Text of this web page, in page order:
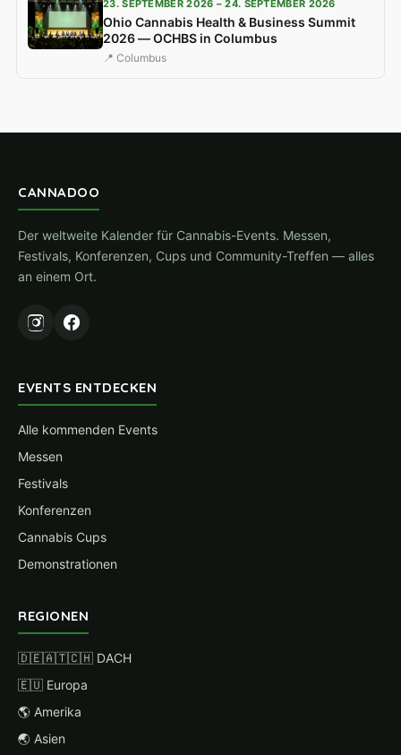
23. SEPTEMBER 2026 – 24. SEPTEMBER 2026
Ohio Cannabis Health & Business Summit
2026 — OCHBS in Columbus
📍 Columbus
CANNADOO
Der weltweite Kalender für Cannabis-Events. Messen,
Festivals, Konferenzen, Cups und Community-Treffen — alles
an einem Ort.
EVENTS ENTDECKEN
Alle kommenden Events
Messen
Festivals
Konferenzen
Cannabis Cups
Demonstrationen
REGIONEN
🇩🇪🇦🇹🇨🇭 DACH
🇪🇺 Europa
🌎 Amerika
🌏 Asien